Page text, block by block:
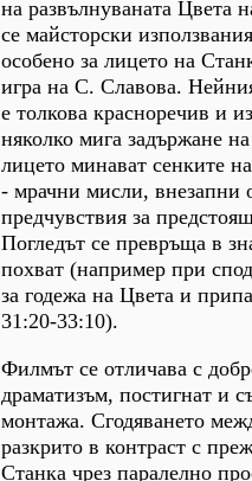
на развълнуваната Цвета
се майсторски
особено за лицето на
игра на С. Славова.
е толкова красноречив и
няколко мига задържане
лицето минават сенките
- мрачни мисли, внезапни
предчувствия за
Погледът се превръща в
похват (например при
за годежа на Цвета и
31:20-33:10).
Филмът се отличава с
драматизъм, постигнат и
монтажа. Сгодяването
разкрито в контраст с
Станка чрез паралелно